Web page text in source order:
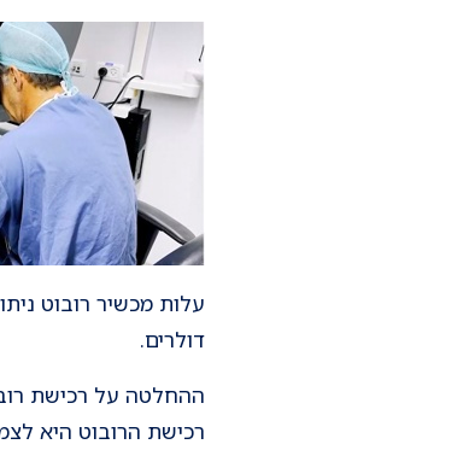
עלות מכשיר רובוט
דולרים.
ההחלטה על רכישת
רכישת הרובוט היא